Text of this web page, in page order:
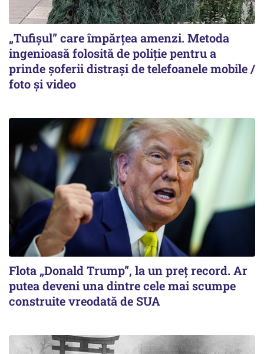
„Tufișul” care împărțea amenzi. Metoda
ingenioasă folosită de poliție pentru a
prinde șoferii distrași de telefoanele mobile /
foto și video
Flota „Donald Trump”, la un preț record. Ar
putea deveni una dintre cele mai scumpe
construite vreodată de SUA